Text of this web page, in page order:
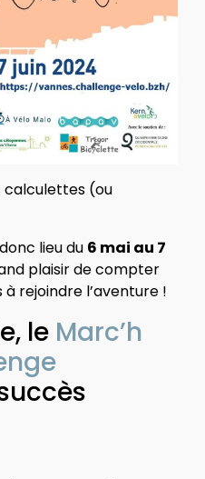
calculettes (ou
lieu du 6 mai au 7
plaisir de compter
à rejoindre l’aventure !
le Marc’h